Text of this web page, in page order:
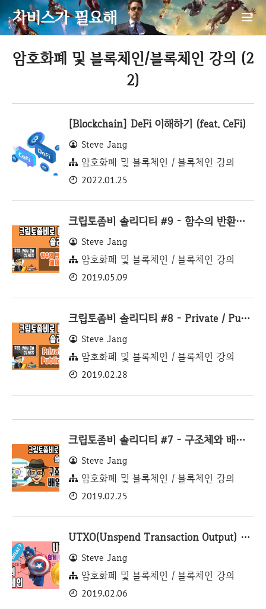
자비스가 필요해
암호화폐 및 블록체인/블록체인 강의 (2
2)
[Blockchain] DeFi 이해하기 (feat. CeFi)
Steve Jang
암호화폐 및 블록체인 / 블록체인 강의
2022.01.25
크립토좀비 솔리디티 #9 - 함수의 반환값과 제어자
Steve Jang
암호화폐 및 블록체인 / 블록체인 강의
2019.05.09
크립토좀비 솔리디티 #8 - Private / Public 함수
Steve Jang
암호화폐 및 블록체인 / 블록체인 강의
2019.02.28
크립토좀비 솔리디티 #7 - 구조체와 배열 활용
Steve Jang
암호화폐 및 블록체인 / 블록체인 강의
2019.02.25
UTXO(Unspend Transaction Output) 쉽게 이해하기
Steve Jang
암호화폐 및 블록체인 / 블록체인 강의
2019.02.06